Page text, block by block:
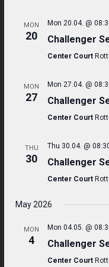
MON
20
Mon 20.04. @
Challenger
Center Court
MON
27
Mon 27.04. @
Challenger
Center Court
THU
30
Thu 30.04. @
Challenger
Center Court
May 2026
MON
4
Mon 04.05. @
Challenger
Center Court